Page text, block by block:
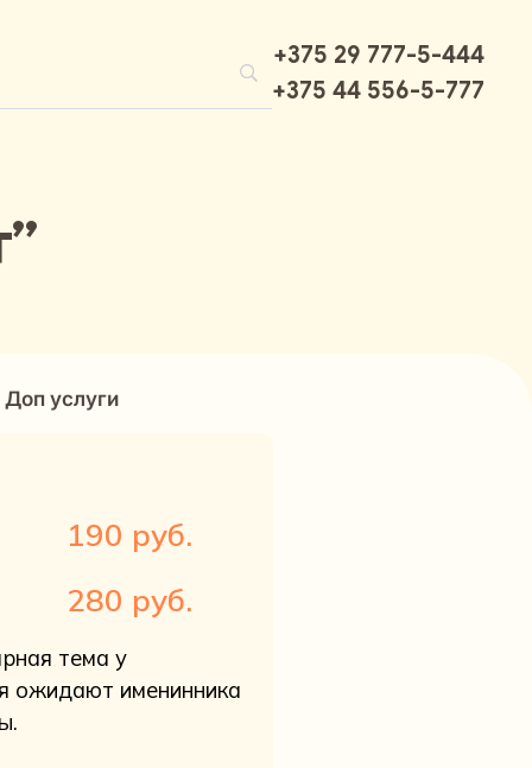
+375 29 777-5-444
+375 44 556-5-777
Доп услуги
190 руб.
280 руб.
тема у
ожидают именинника